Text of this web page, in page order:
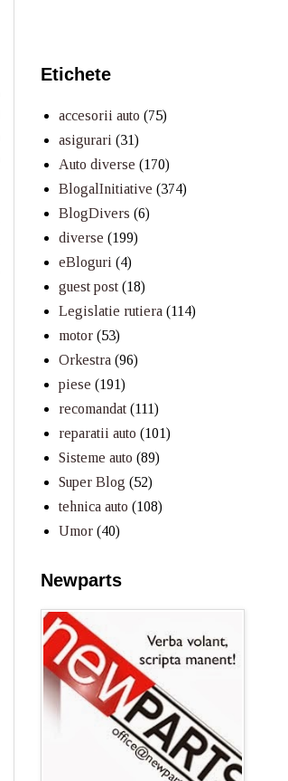
Etichete
accesorii auto (75)
asigurari (31)
Auto diverse (170)
BlogalInitiative (374)
BlogDivers (6)
diverse (199)
eBloguri (4)
guest post (18)
Legislatie rutiera (114)
motor (53)
Orkestra (96)
piese (191)
recomandat (111)
reparatii auto (101)
Sisteme auto (89)
Super Blog (52)
tehnica auto (108)
Umor (40)
Newparts